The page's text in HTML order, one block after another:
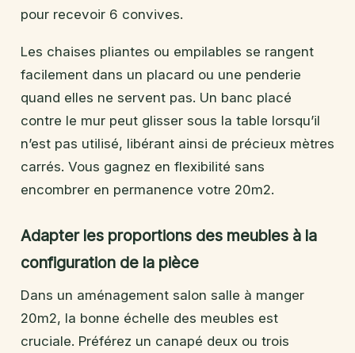
pour recevoir 6 convives.
Les chaises pliantes ou empilables se rangent
facilement dans un placard ou une penderie
quand elles ne servent pas. Un banc placé
contre le mur peut glisser sous la table lorsqu’il
n’est pas utilisé, libérant ainsi de précieux mètres
carrés. Vous gagnez en flexibilité sans
encombrer en permanence votre 20m2.
Adapter les proportions des meubles à la
configuration de la pièce
Dans un aménagement salon salle à manger
20m2, la bonne échelle des meubles est
cruciale. Préférez un canapé deux ou trois